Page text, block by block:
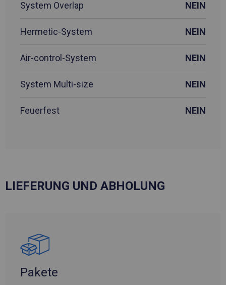
System Overlap NEIN
Hermetic-System NEIN
Air-control-System NEIN
System Multi-size NEIN
Feuerfest NEIN
LIEFERUNG UND ABHOLUNG
Pakete